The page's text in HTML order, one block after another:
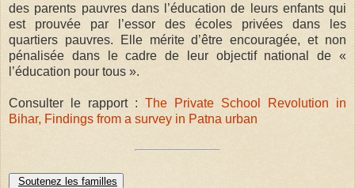
des parents pauvres dans l’éducation de leurs enfants qui
est prouvée par l’essor des écoles privées dans les
quartiers pauvres. Elle mérite d’être encouragée, et non
pénalisée dans le cadre de leur objectif national de «
l’éducation pour tous ».
Consulter le rapport : The Private School Revolution in
Bihar, Findings from a survey in Patna urban
Soutenez les familles